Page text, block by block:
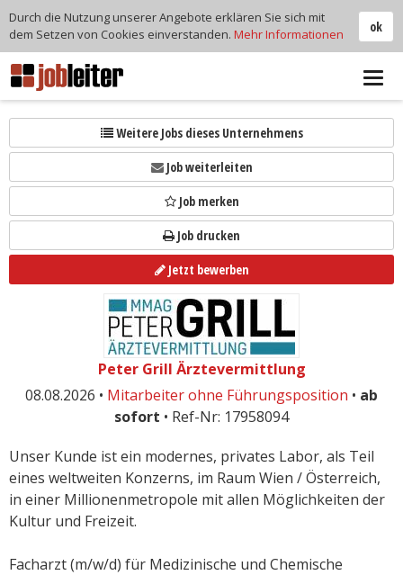
Weitere Jobs dieses Unternehmens
Job weiterleiten
Job merken
Job drucken
Jetzt bewerben
Peter Grill Ärztevermittlung
08.08.2026 • Mitarbeiter ohne Führungsposition • ab
sofort • Ref-Nr: 17958094
Unser Kunde ist ein modernes, privates Labor, als Teil
eines weltweiten Konzerns, im Raum Wien / Österreich,
in einer Millionenmetropole mit allen Möglichkeiten der
Kultur und Freizeit.
Facharzt (m/w/d) für Medizinische und Chemische
ok
Durch die Nutzung unserer Angebote erklären Sie sich mit
dem Setzen von Cookies einverstanden. Mehr Informationen